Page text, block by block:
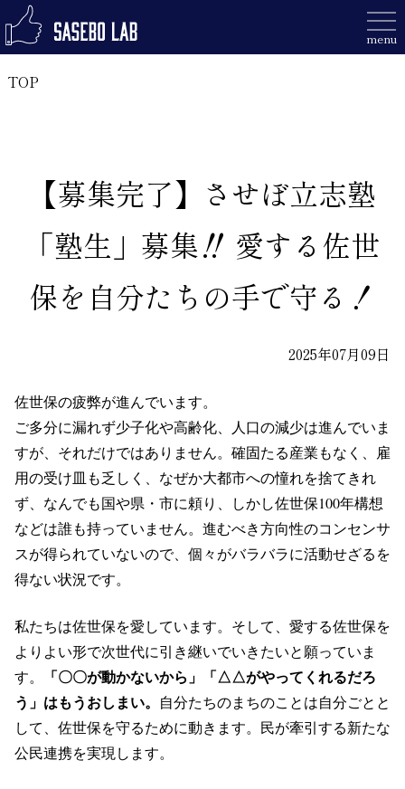
Skip
to
Primary Menu
Privacy Policy
メディア掲載のお問い合わせ
menu
HOME
事業内容
法人概要
メディア掲載
TOP
【募集完了】させぼ立志塾
「塾生」募集‼ 愛する佐世
保を自分たちの手で守る！
2025年07月09日
佐世保の疲弊が進んでいます。
ご多分に漏れず少子化や高齢化、人口の減少は進んでいま
すが、それだけではありません。確固たる産業もなく、雇
用の受け皿も乏しく、なぜか大都市への憧れを捨てきれ
ず、なんでも国や県・市に頼り、しかし佐世保100年構想
などは誰も持っていません。進むべき方向性のコンセンサ
スが得られていないので、個々がバラバラに活動せざるを
得ない状況です。
私たちは佐世保を愛しています。そして、愛する佐世保を
よりよい形で次世代に引き継いでいきたいと願っていま
す。
「〇〇が動かないから」「△△がやってくれるだろ
う」はもうおしまい。 自分たちのまちのことは自分ごとと
して、佐世保を守るために動きます。民が牽引する新たな
公民連携を実現します。